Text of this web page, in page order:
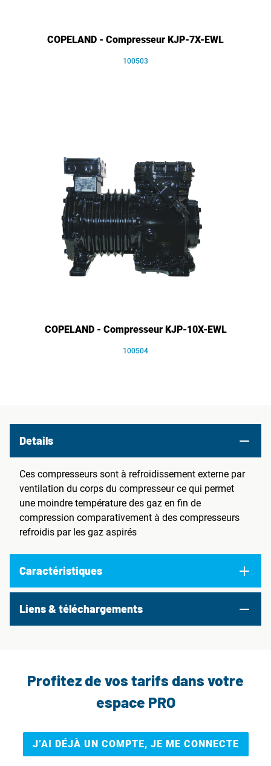
COPELAND - Compresseur KJP-7X-EWL
100503
COPELAND - Compresseur KJP-10X-EWL
100504
Details
Ces compresseurs sont à refroidissement externe par
ventilation du corps du compresseur ce qui permet
une moindre température des gaz en fin de
compression comparativement à des compresseurs
refroidis par les gaz aspirés
Caractéristiques
Liens & téléchargements
Profitez de vos tarifs dans votre
espace PRO
J’AI DÉJÀ UN COMPTE, JE ME CONNECTE